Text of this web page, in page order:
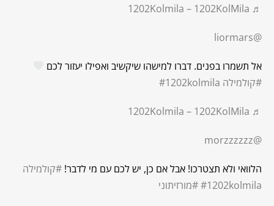
♬ 1202Kolmila – 1202KolMila
@liormars
אל תשמרו בפנים. דברו למישהו שיקשיב ואפילו יעזור לכם
#קולמילה #1202kolmila
♬ 1202Kolmila – 1202KolMila
@morzzzzzz
הלוואי ולא תצטרכו! אבל אם כן, יש לכם עם מי לדבר! #קולמילה
#1202kolmila#מורזיתוני